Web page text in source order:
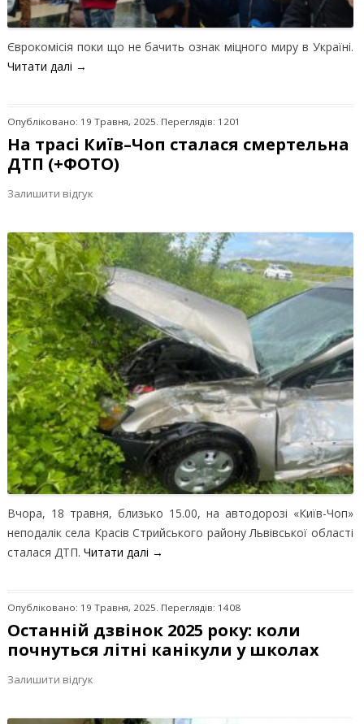
Єврокомісія поки що не бачить ознак міцного миру в Україні.
Читати далі →
Опубліковано: 19 Травня, 2025. Переглядів: 1201
На трасі Київ–Чоп сталася смертельна
ДТП (+ФОТО)
Залишити відгук
Вчора, 18 травня, близько 15.00, на автодорозі «Київ-Чоп»
неподалік села Красів Стрийського району Львівської області
сталася ДТП. Читати далі →
Опубліковано: 19 Травня, 2025. Переглядів: 1408
Останній дзвінок 2025 року: коли
почнуться літні канікули у школах
Залишити відгук